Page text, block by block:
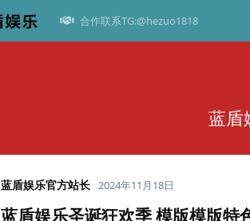
合作联系TG:@hezuo1818
蓝盾
蓝盾娱乐官方站长 2024年11月18日
蓝盾娱乐圣诞狂欢季 模版模版特